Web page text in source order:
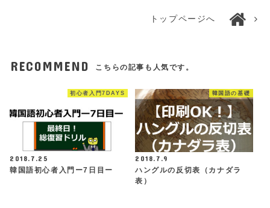
トップページへ
RECOMMEND こちらの記事も人気です。
初心者入門7DAYS
2018.7.25
韓国語初心者入門ー7日目ー
韓国語の基礎
2018.7.9
ハングルの反切表（カナダラ
表）